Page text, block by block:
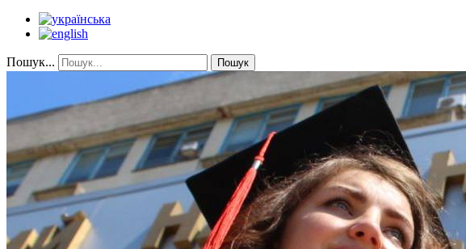
Пошук... Пошук